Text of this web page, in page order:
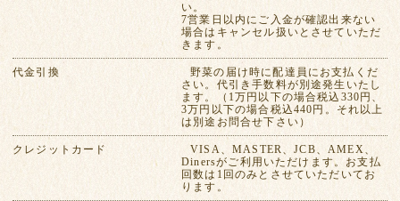
い。
7営業日以内にご入金が確認出来ない
場合はキャンセル扱いとさせていただ
きます。
代金引換
野菜の届け時に配達員にお支払くだ
さい。代引き手数料が別途発生いたし
ます。（1万円以下の場合税込330円、
3万円以下の場合税込440円。それ以上
は別途お問合せ下さい）
クレジットカード
VISA、MASTER、JCB、AMEX、
Dinersがご利用いただけます。お支払
回数は1回のみとさせていただいてお
ります。